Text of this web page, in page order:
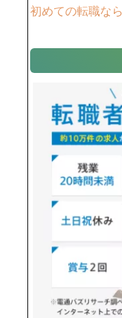
初めての転職な